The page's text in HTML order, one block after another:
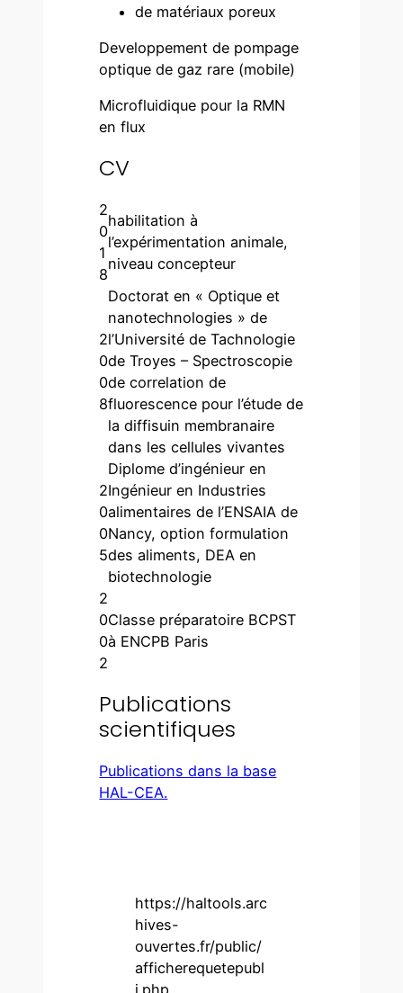
de matériaux poreux
Developpement de pompage
optique de gaz rare (mobile)
Microfluidique pour la RMN
en flux
CV
2
0
1
8
habilitation à
l’expérimentation animale,
niveau concepteur
2
0
0
8
Doctorat en « Optique et
nanotechnologies » de
l’Université de Tachnologie
de Troyes – Spectroscopie
de correlation de
fluorescence pour l’étude de
la diffisuin membranaire
dans les cellules vivantes
2
0
0
5
Diplome d’ingénieur en
Ingénieur en Industries
alimentaires de l’ENSAIA de
Nancy, option formulation
des aliments, DEA en
biotechnologie
2
0
0
2
Classe préparatoire BCPST
à ENCPB Paris
Publications
scientifiques
Publications dans la base
HAL-CEA.
https://haltools.arc
hives-
ouvertes.fr/public/
afficherequetepubl
i.php